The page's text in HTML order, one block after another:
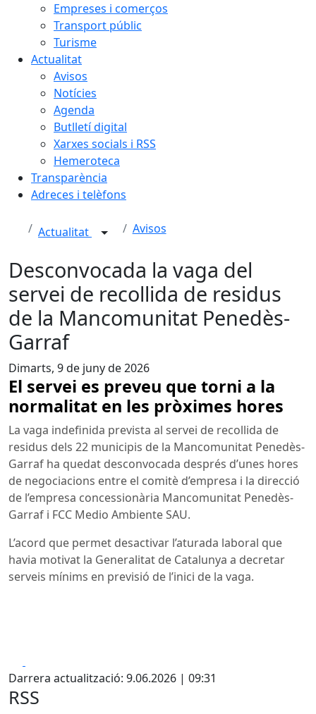
Empreses i comerços
Transport públic
Turisme
Actualitat
Avisos
Notícies
Agenda
Butlletí digital
Xarxes socials i RSS
Hemeroteca
Transparència
Adreces i telèfons
Actualitat Avisos
Desconvocada la vaga del
servei de recollida de residus
de la Mancomunitat Penedès-
Garraf
Dimarts, 9 de juny de 2026
El servei es preveu que torni a la
normalitat en les pròximes hores
La vaga indefinida prevista al servei de recollida de
residus dels 22 municipis de la Mancomunitat Penedès-
Garraf ha quedat desconvocada després d’unes hores
de negociacions entre el comitè d’empresa i la direcció
de l’empresa concessionària Mancomunitat Penedès-
Garraf i FCC Medio Ambiente SAU.
L’acord que permet desactivar l’aturada laboral que
havia motivat la Generalitat de Catalunya a decretar
serveis mínims en previsió de l’inici de la vaga.
Darrera actualització: 9.06.2026 | 09:31
RSS